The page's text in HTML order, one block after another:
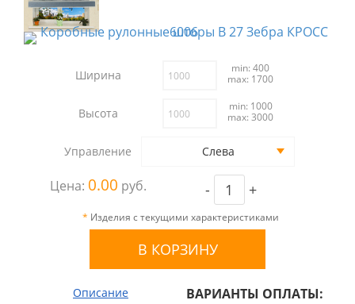
Ширина
min: 400
max: 1700
Высота
min: 1000
max: 3000
Управление Слева
Цена: 0.00 руб. - +
* Изделия с текущими характеристиками
Описание
ВАРИАНТЫ ОПЛАТЫ: